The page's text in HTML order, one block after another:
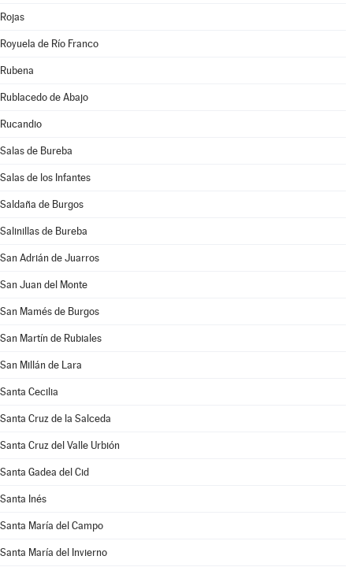
Rojas
Royuela de Río Franco
Rubena
Rublacedo de Abajo
Rucandio
Salas de Bureba
Salas de los Infantes
Saldaña de Burgos
Salinillas de Bureba
San Adrián de Juarros
San Juan del Monte
San Mamés de Burgos
San Martín de Rubiales
San Millán de Lara
Santa Cecilia
Santa Cruz de la Salceda
Santa Cruz del Valle Urbión
Santa Gadea del Cid
Santa Inés
Santa María del Campo
Santa María del Invierno